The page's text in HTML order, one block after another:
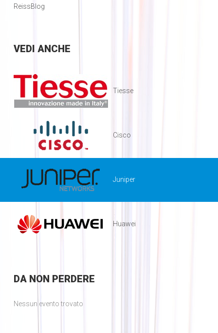
ReissBlog
VEDI ANCHE
Tiesse
Cisco
Juniper
Huawei
DANON PERDERE
Nessun evento trovato